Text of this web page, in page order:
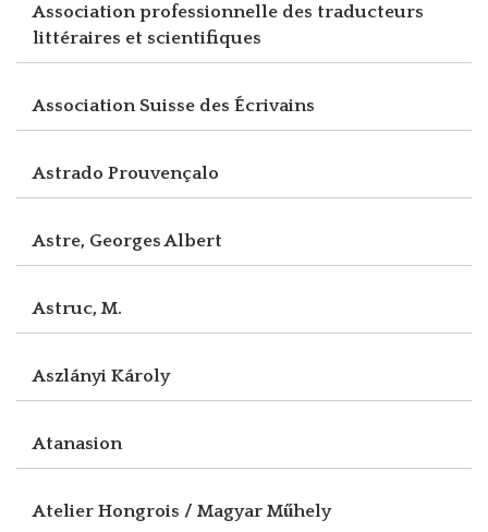
Association professionnelle des traducteurs
littéraires et scientifiques
Association Suisse des Écrivains
Astrado Prouvençalo
Astre, Georges Albert
Astruc, M.
Aszlányi Károly
Atanasion
Atelier Hongrois / Magyar Műhely